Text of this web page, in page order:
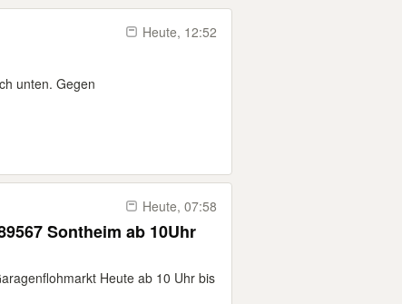
Heute, 12:52
unten. Gegen
Heute, 07:58
ab 10Uhr
Heute ab 10 Uhr bis